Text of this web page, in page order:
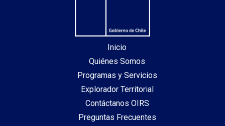
Inicio
Quiénes Somos
Programas y Servicios
Explorador Territorial
Contáctanos OIRS
Preguntas Frecuentes